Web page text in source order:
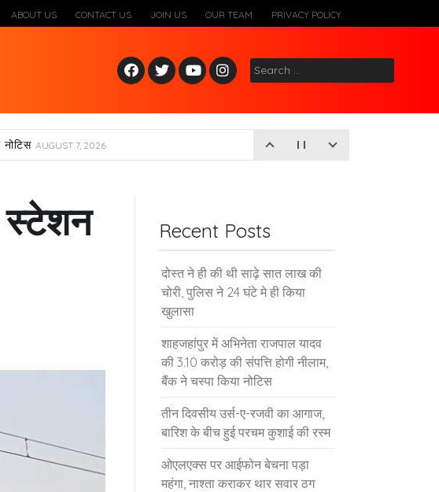
ABOUT US CONTACT US JOIN US OUR TEAM PRIVACY POLICY
Fac
ebo
Twitt
er
Yout
ube
Inst
agr
Search
for:
AUGUST 7, 2026
स्टेशन
Recent Posts
दोस्त ने ही की थी साढ़े सात लाख की
चोरी, पुलिस ने 24 घंटे मे ही किया
खुलासा
शाहजहांपुर में अभिनेता राजपाल यादव
की 3.10 करोड़ की संपत्ति होगी नीलाम,
बैंक ने चस्पा किया नोटिस
तीन दिवसीय उर्स-ए-रजवी का आगाज,
बारिश के बीच हुई परचम कुशाई की रस्म
ओएलएक्स पर आईफोन बेचना पड़ा
महंगा, नाश्ता कराकर थार सवार ठग